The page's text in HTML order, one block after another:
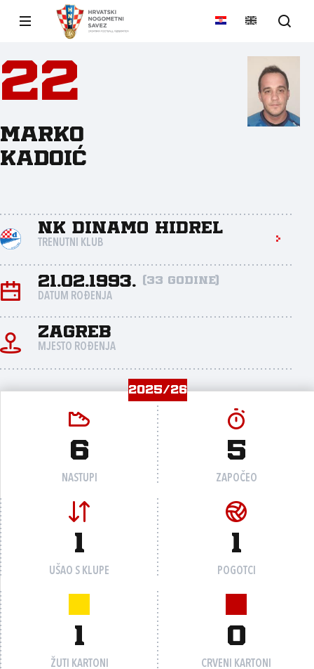
22
Marko
Kadoić
NK Dinamo Hidrel
TRENUTNI KLUB
21.02.1993. (33 godine)
DATUM ROĐENJA
Zagreb
MJESTO ROĐENJA
2025/26
6
NASTUPI
5
ZAPOČEO
1
UŠAO S KLUPE
1
POGOTCI
1
ŽUTI KARTONI
0
CRVENI KARTONI